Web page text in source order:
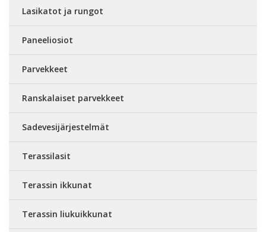
Lasikatot ja rungot
Paneeliosiot
Parvekkeet
Ranskalaiset parvekkeet
Sadevesijärjestelmät
Terassilasit
Terassin ikkunat
Terassin liukuikkunat